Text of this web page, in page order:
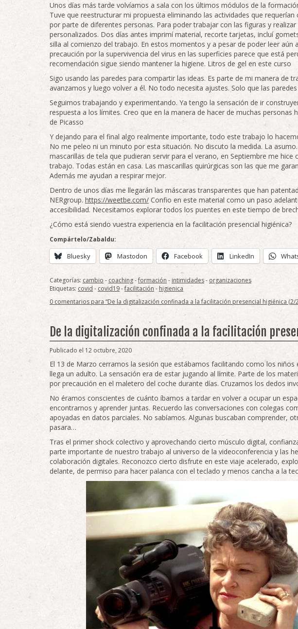
Unos días más tarde volvíamos a sala con los últimos módulos de la
Tuve que reestructurar mi propuesta eliminando las actividades que
por parte de diferentes personas. Para poder trabajar con las figuras y
personalizados. Dos días antes imprimí material, recorte tarjetas, incluí
silla al comienzo del trabajo. En estos momentos y a pesar de poder leer aún
precaución por la supervivencia del virus en las superficies parece que está
recomendación sigue siendo mantener la higiene. Litros de gel en este curso
Sigo usando las paredes para compartir las ideas. Es parte de mi manera de
avanzamos y luego volver a él. No todo necesita ajustes. Solo que las
Seguimos trabajando y experimentando. Ya tengo la sensación de ir
respuesta a los límites. Creo que en la manera de hacer de muchas personas
de Picasso
Y dejando para el final algo realmente importante, todo este trabajo lo
No me peleo ni un minuto por esta situación. No discuto la medida. La
mascarillas de tela que pudieran servir para el verano, en Septiembre me
trabajo. Todas están en casa. Las mascarillas quirúrgicas son las que me
Además me ayudan a respirar mejor.
Dentro de unos días me llegarán las máscaras transparentes que han
NERgroup. https://weetbe.com/ Confio en este material como un paso
accesibilidad. Necesitamos explorar todos los puentes en este tiempo de
¿Cómo está siendo vuestra experiencia en la facilitación presencial higiénica?
Compártelo/Zabaldu:
Bluesky Mastodon Facebook LinkedIn
Categorías: cambio - coaching-formación - intimidades- organizaciones
Etiquetas: covid - covid19-facilitación -higienica
0 comentarios para “De la digitalización confinada a la facilitación presencial higiénica (2/
De la digitalización confinada a la facilitación
Publicado el 12 octubre, 2020
El 13 de Marzo cerramos la sesión que estábamos facilitando como los niños
llega un adulto. La sensación era de estar jugando al límite. Parte de los
por precaución en el maletero del coche durante días. Cruzamos los dedos
No éramos conscientes de cuánto íbamos a tardar en volver a ocupar un
encontrarnos y aprender juntas. Recuerdo las conversaciones con colegas
apoyadas en datos parciales. No sabíamos. Algunas buscaban comprender,
pasara…
Tras el primer shock colectivo y aprovechando cierto músculo digital,
parte importante de nuestro trabajo al universo de la videoconferencia y las
colaboración digitales. Reconozco cierto disfrute en este viaje acelerado,
delante, de permiso para hacer palanca con el teclado y menos cancha a la